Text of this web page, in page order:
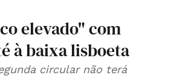
elevado" com
à baixa lisboeta
circular não terá